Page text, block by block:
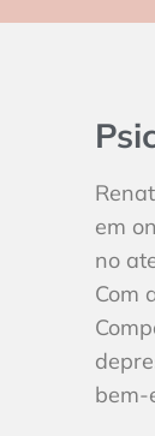
em
no
Com
bem-